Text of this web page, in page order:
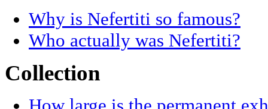
Why is Nefertiti so famous?
Who actually was Nefertiti?
Collection